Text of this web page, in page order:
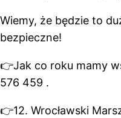
Wiemy, że będzie to
bezpieczne!
👉Jak co roku mamy
576 459 .
👉12. Wrocławski